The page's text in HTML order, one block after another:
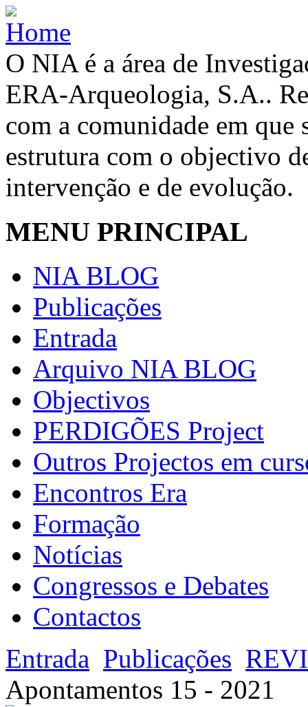
O NIA é a área de
ERA-Arqueologia, S.A..
com a comunidade em que
estrutura com o objectivo
intervenção e de evolução.
MENU PRINCIPAL
NIA BLOG
Publicações
Entrada
Arquivo NIA BLOG
Objectivos
PERDIGÕES Project
Outros Projectos em
Encontros Era
Formação
Notícias
Congressos e Debates
Contactos
Entrada Publicações
Apontamentos 15 - 2021